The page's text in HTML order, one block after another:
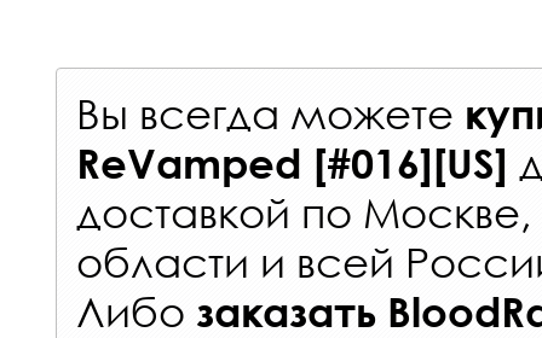
Вы всегда можете
ReVamped [#016][US]
доставкой по
области и всей
Либо заказать